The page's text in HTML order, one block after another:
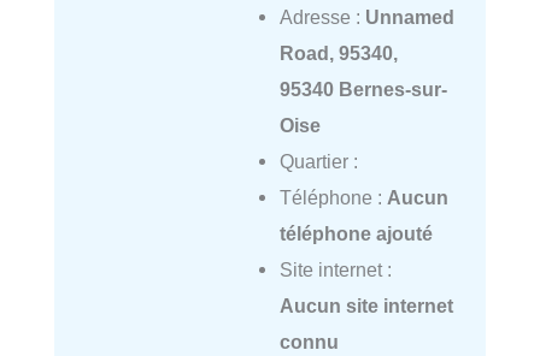
Adresse : Unnamed
Road, 95340,
95340 Bernes-sur-
Oise
Quartier :
Téléphone : Aucun
téléphone ajouté
Site internet :
Aucun site internet
connu